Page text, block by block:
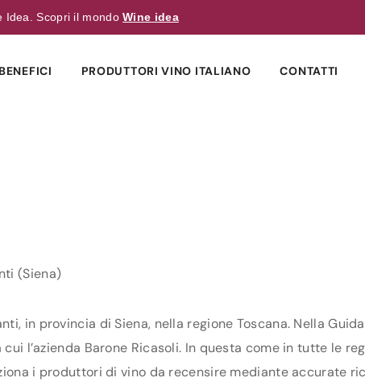
Idea. Scopri il mondoWine idea
BENEFICI PRODUTTORI VINO ITALIANO CONTATTI
(Siena)
in provincia di Siena, nella regione Toscana. Nella
l’azienda Barone Ricasoli. In questa come in tutte le
i produttori di vino da recensire mediante accurate